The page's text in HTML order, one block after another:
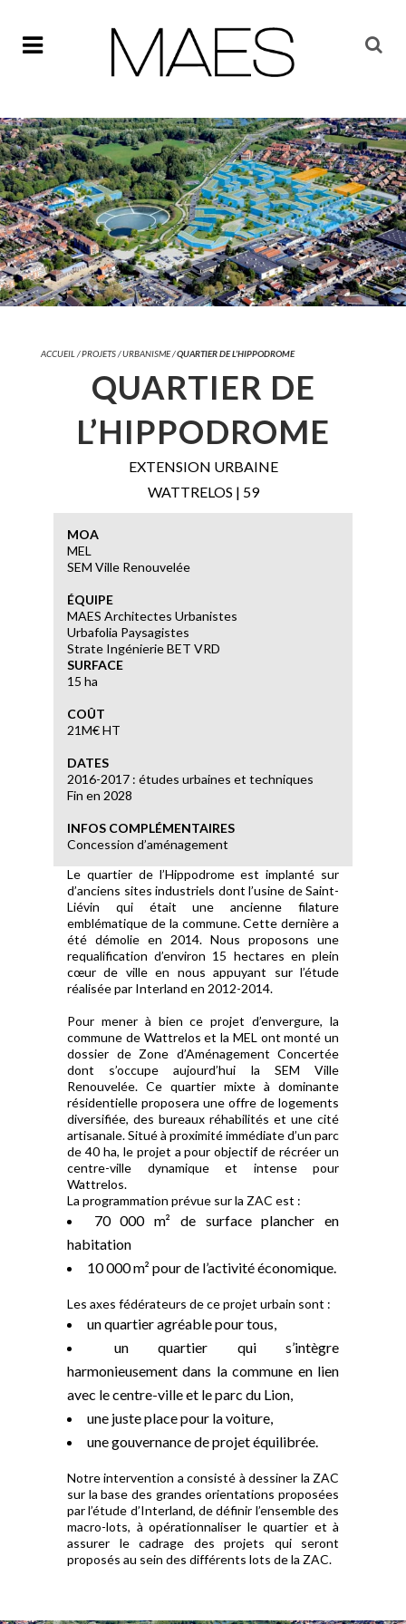
ACCUEIL /PROJETS/URBANISME/QUARTIER DE L’HIPPODROME
QUARTIER DE
L’HIPPODROME
EXTENSION URBAINE
WATTRELOS | 59
MOA
MEL
SEM Ville Renouvelée
ÉQUIPE
MAES Architectes Urbanistes
Urbafolia Paysagistes
Strate Ingénierie BET VRD
SURFACE
15 ha
COÛT
21M€ HT
DATES
2016-2017 : études urbaines et techniques
Fin en 2028
INFOS COMPLÉMENTAIRES
Concession d’aménagement
Le quartier de l’Hippodrome est implanté sur
d’anciens sites industriels dont l’usine de Saint-
Liévin qui était une ancienne filature
emblématique de la commune. Cette dernière a
été démolie en 2014. Nous proposons une
requalification d’environ 15 hectares en plein
cœur de ville en nous appuyant sur l’étude
réalisée par Interland en 2012-2014.
Pour mener à bien ce projet d’envergure, la
commune de Wattrelos et la MEL ont monté un
dossier de Zone d’Aménagement Concertée
dont s’occupe aujourd’hui la SEM Ville
Renouvelée. Ce quartier mixte à dominante
résidentielle proposera une offre de logements
diversifiée, des bureaux réhabilités et une cité
artisanale. Situé à proximité immédiate d’un parc
de 40 ha, le projet a pour objectif de récréer un
centre-ville dynamique et intense pour
Wattrelos.
La programmation prévue sur la ZAC est :
70 000 m² de surface plancher en
habitation
10 000 m² pour de l’activité économique.
Les axes fédérateurs de ce projet urbain sont :
un quartier agréable pour tous,
un quartier qui s’intègre
harmonieusement dans la commune en lien
avec le centre-ville et le parc du Lion,
une juste place pour la voiture,
une gouvernance de projet équilibrée.
Notre intervention a consisté à dessiner la ZAC
sur la base des grandes orientations proposées
par l’étude d’Interland, de définir l’ensemble des
macro-lots, à opérationnaliser le quartier et à
assurer le cadrage des projets qui seront
proposés au sein des différents lots de la ZAC.